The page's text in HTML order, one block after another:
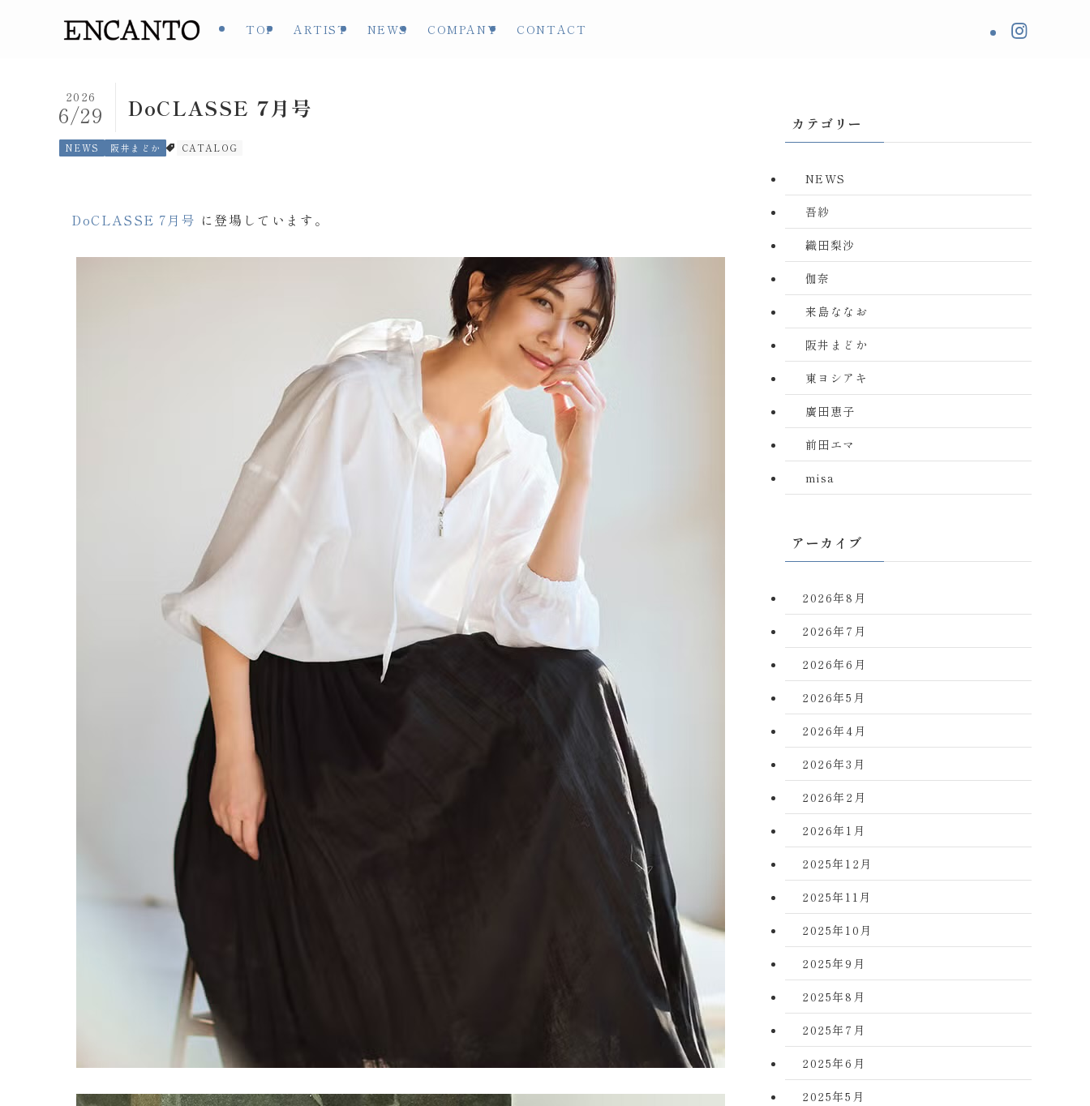
TOP ARTIST NEWS COMPANY CONTACT
DoCLASSE 7月号
2026
6/29
NEWS 阪井まどか CATALOG
DoCLASSE 7月号 に登場しています。
カテゴリー
NEWS
吾紗
織田梨沙
伽奈
来島ななお
阪井まどか
東ヨシアキ
廣田恵子
前田エマ
misa
アーカイブ
2026年8月
2026年7月
2026年6月
2026年5月
2026年4月
2026年3月
2026年2月
2026年1月
2025年12月
2025年11月
2025年10月
2025年9月
2025年8月
2025年7月
2025年6月
2025年5月